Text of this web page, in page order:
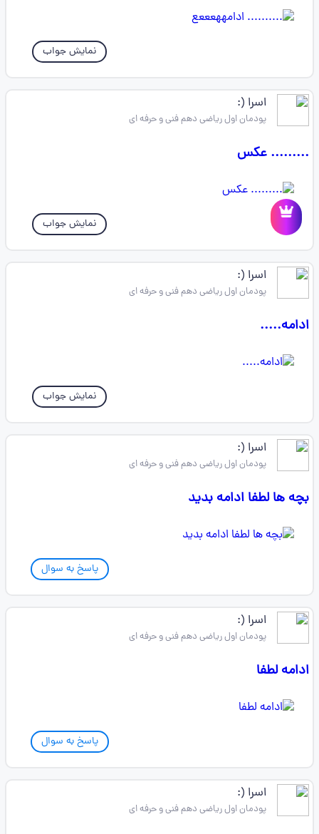
نمایش جواب
اسرا (:
پودمان اول ریاضی دهم فنی و حرفه ای
......... عکس
نمایش جواب
اسرا (:
پودمان اول ریاضی دهم فنی و حرفه ای
ادامه.....
نمایش جواب
اسرا (:
پودمان اول ریاضی دهم فنی و حرفه ای
بچه ها لطفا ادامه بدید
پاسخ به سوال
اسرا (:
پودمان اول ریاضی دهم فنی و حرفه ای
ادامه لطفا
پاسخ به سوال
اسرا (:
پودمان اول ریاضی دهم فنی و حرفه ای